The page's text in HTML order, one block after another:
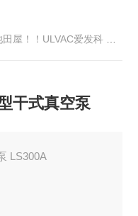
！ULVAC爱发科 螺杆型干式真空泵
干式真空泵
LS300A